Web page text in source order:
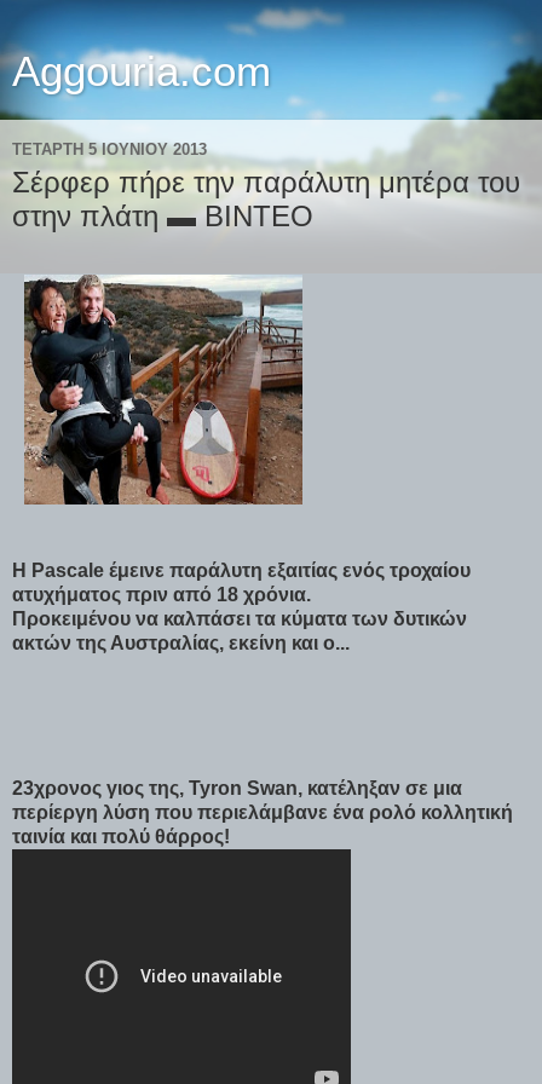
Aggouria.com
ΤΕΤΆΡΤΗ 5 ΙΟΥΝΊΟΥ 2013
Σέρφερ πήρε την παράλυτη μητέρα του
στην πλάτη ▬ BINTEO
Η Pascale έμεινε παράλυτη εξαιτίας ενός τροχαίου
ατυχήματος πριν από 18 χρόνια.
Προκειμένου να καλπάσει τα κύματα των δυτικών
ακτών της Αυστραλίας, εκείνη και ο...
23χρονος γιος της, Tyron Swan, κατέληξαν σε μια
περίεργη λύση που περιελάμβανε ένα ρολό κολλητική
ταινία και πολύ θάρρος!